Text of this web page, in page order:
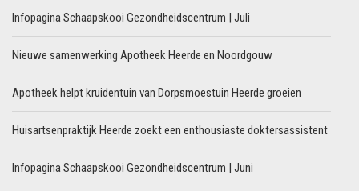
Infopagina Schaapskooi Gezondheidscentrum | Juli
Nieuwe samenwerking Apotheek Heerde en Noordgouw
Apotheek helpt kruidentuin van Dorpsmoestuin Heerde groeien
Huisartsenpraktijk Heerde zoekt een enthousiaste doktersassistent
Infopagina Schaapskooi Gezondheidscentrum | Juni